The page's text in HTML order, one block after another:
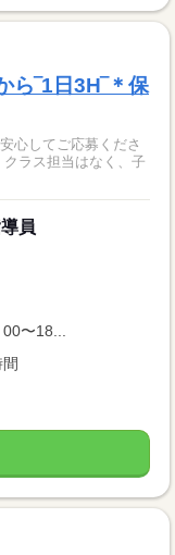
‾1日3H‾＊保
心してご応募くださ
員
〜18...